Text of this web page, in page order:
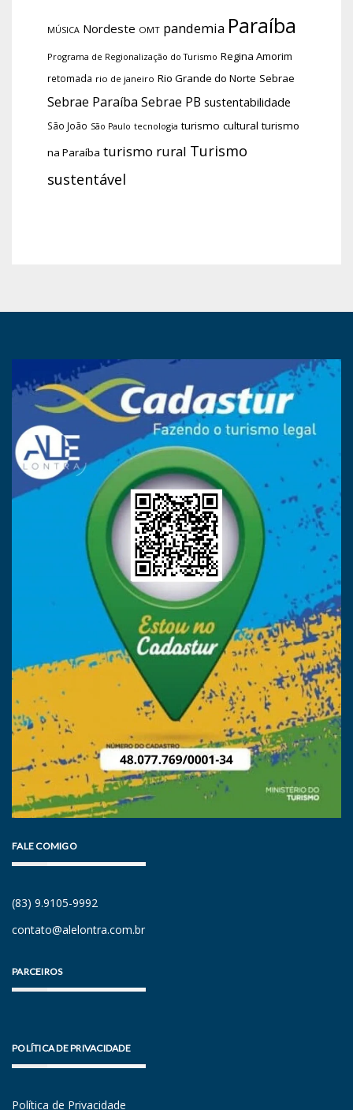
MÚSICA Nordeste OMT pandemia Paraíba
Programa de Regionalização do Turismo Regina Amorim
retomada rio de janeiro Rio Grande do Norte Sebrae
Sebrae Paraíba Sebrae PB sustentabilidade
São João São Paulo tecnologia turismo cultural turismo
na Paraíba turismo rural Turismo
sustentável
FALE COMIGO
(83) 9.9105-9992
contato@alelontra.com.br
PARCEIROS
POLÍTICA DE PRIVACIDADE
Política de Privacidade